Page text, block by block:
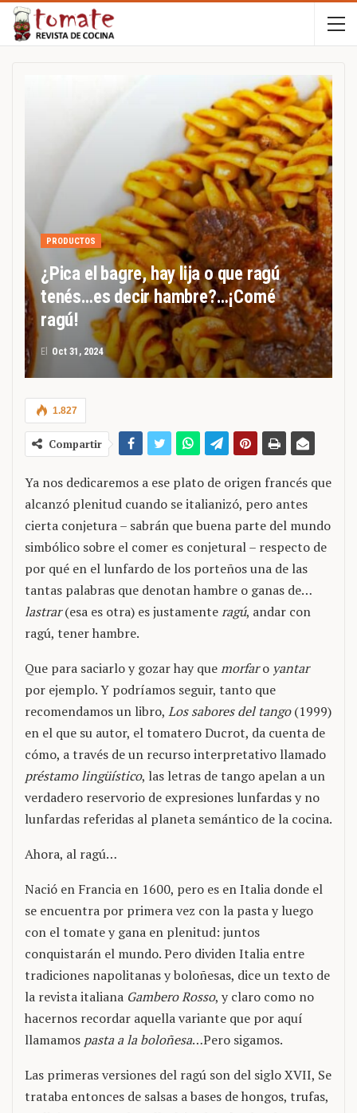
PRODUCTOS
¿Pica el bagre, hay lija o que ragú
tenés…es decir hambre?…¡Comé
ragú!
El Oct 31, 2024
1.827
Compartir
Ya nos dedicaremos a ese plato de origen francés que
alcanzó plenitud cuando se italianizó, pero antes
cierta conjetura – sabrán que buena parte del mundo
simbólico sobre el comer es conjetural – respecto de
por qué en el lunfardo de los porteños una de las
tantas palabras que denotan hambre o ganas de…
lastrar(esa es otra) es justamenteragú, andar con
ragú, tener hambre.
Que para saciarlo y gozar hay quemorfaro yantar
por ejemplo. Y podríamos seguir, tanto que
recomendamos un libro, Los sabores del tango(1999)
en el que su autor, el tomatero Ducrot, da cuenta de
cómo, a través de un recurso interpretativo llamado
préstamo lingüístico, las letras de tango apelan a un
verdadero reservorio de expresiones lunfardas y no
lunfardas referidas al planeta semántico de la cocina.
Ahora, al ragú…
Nació en Francia en 1600, pero es en Italia donde el
se encuentra por primera vez con la pasta y luego
con el tomate y gana en plenitud: juntos
conquistarán el mundo. Pero dividen Italia entre
tradiciones napolitanas y boloñesas, dice un texto de
la revista italiana Gambero Rosso, y claro como no
hacernos recordar aquella variante que por aquí
llamamos pasta a la boloñesa…Pero sigamos.
Las primeras versiones del ragú son del siglo XVII, Se
trataba entonces de salsas a bases de hongos, trufas,